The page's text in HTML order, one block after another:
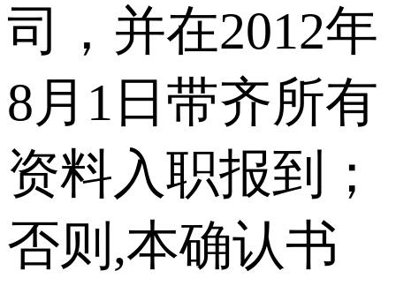
司，并在2012年
8月1日带齐所有
资料入职报到；
否则,本确认书